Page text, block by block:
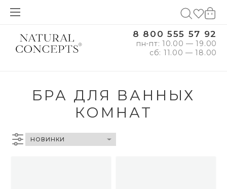
8 800 555 57 92
пн-пт: 10.00 — 19.00
сб: 11.00 — 18.00
БРА ДЛЯ ВАННЫХ
КОМНАТ